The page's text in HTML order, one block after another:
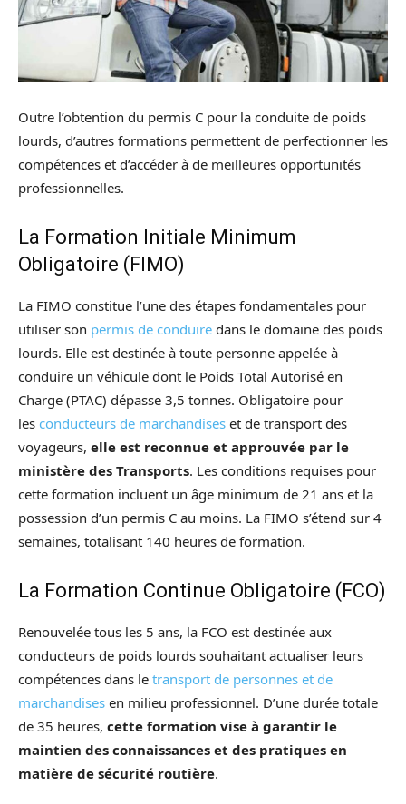
Outre l’obtention du permis C pour la conduite de poids
lourds, d’autres formations permettent de perfectionner les
compétences et d’accéder à de meilleures opportunités
professionnelles.
La Formation Initiale Minimum
Obligatoire (FIMO)
La FIMO constitue l’une des étapes fondamentales pour
utiliser son permis de conduire dans le domaine des poids
lourds. Elle est destinée à toute personne appelée à
conduire un véhicule dont le Poids Total Autorisé en
Charge (PTAC) dépasse 3,5 tonnes. Obligatoire pour
les conducteurs de marchandises et de transport des
voyageurs, elle est reconnue et approuvée par le
ministère des Transports. Les conditions requises pour
cette formation incluent un âge minimum de 21 ans et la
possession d’un permis C au moins. La FIMO s’étend sur 4
semaines, totalisant 140 heures de formation.
La Formation Continue Obligatoire (FCO)
Renouvelée tous les 5 ans, la FCO est destinée aux
conducteurs de poids lourds souhaitant actualiser leurs
compétences dans le transport de personnes et de
marchandises en milieu professionnel. D’une durée totale
de 35 heures, cette formation vise à garantir le
maintien des connaissances et des pratiques en
matière de sécurité routière.